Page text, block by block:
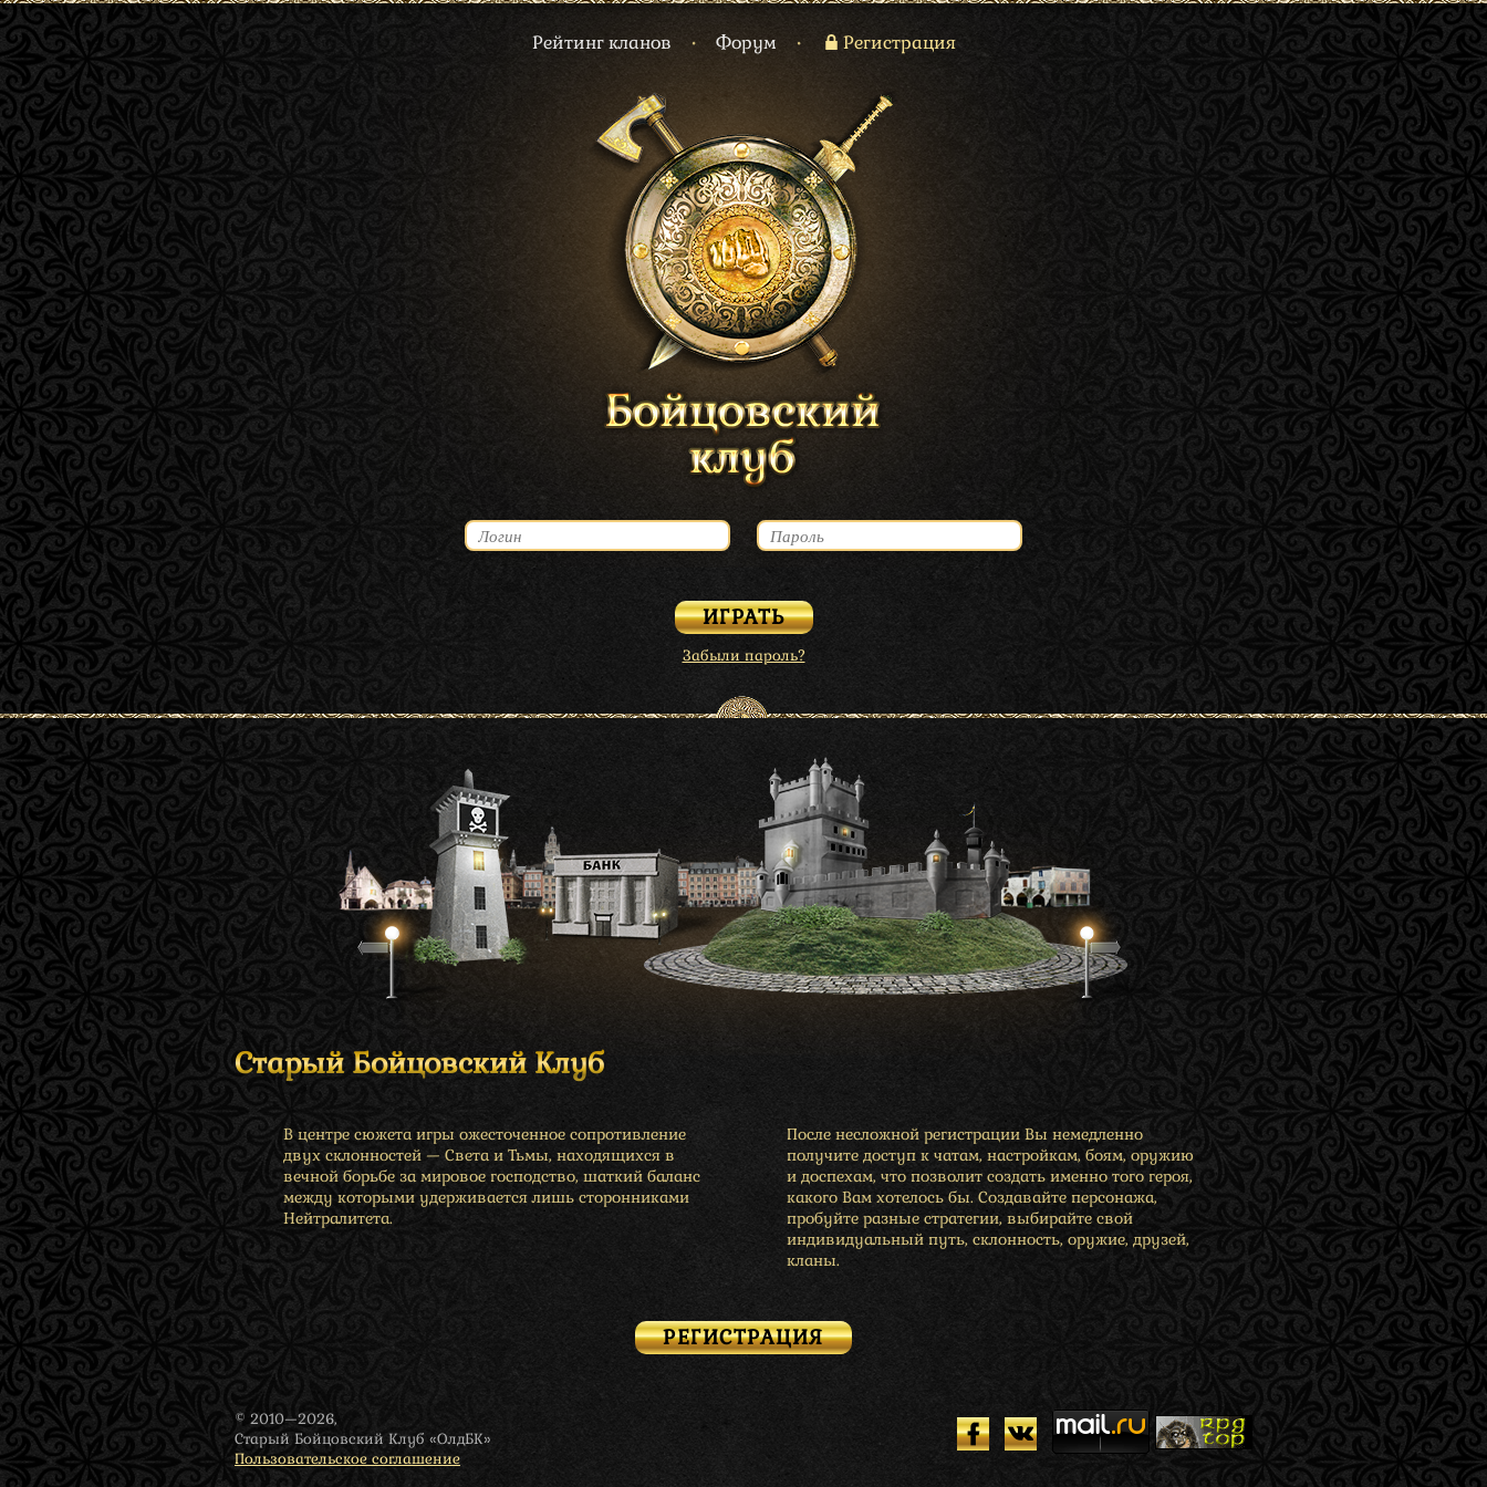
Рейтинг кланов • Форум • Регистрация
Забыли пароль?
Старый Бойцовский Клуб
В центре сюжета игры ожесточенное сопротивление
двух склонностей — Света и Тьмы, находящихся в
вечной борьбе за мировое господство, шаткий баланс
между которыми удерживается лишь сторонниками
Нейтралитета.
После несложной регистрации Вы немедленно
получите доступ к чатам, настройкам, боям, оружию
и доспехам, что позволит создать именно того героя,
какого Вам хотелось бы. Создавайте персонажа,
пробуйте разные стратегии, выбирайте свой
индивидуальный путь, склонность, оружие, друзей,
кланы.
РЕГИСТРАЦИЯ
© 2010—2026,
Старый Бойцовский Клуб «ОлдБК»
Пользовательское соглашение